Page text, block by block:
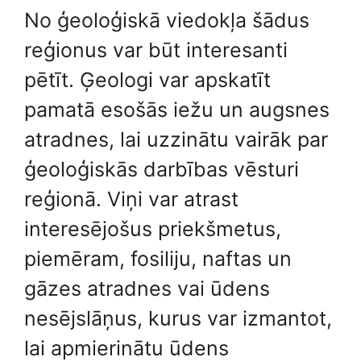
No ģeoloģiskā viedokļa šādus
reģionus var būt interesanti
pētīt. Ģeologi var apskatīt
pamatā esošās iežu un augsnes
atradnes, lai uzzinātu vairāk par
ģeoloģiskās darbības vēsturi
reģionā. Viņi var atrast
interesējošus priekšmetus,
piemēram, fosiliju, naftas un
gāzes atradnes vai ūdens
nesējslāņus, kurus var izmantot,
lai apmierinātu ūdens